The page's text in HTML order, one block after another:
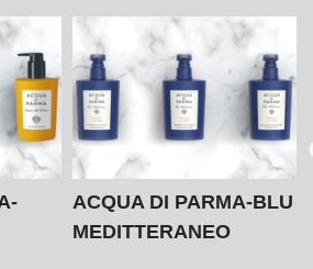
ACQUA DI PARMA-BLU
MEDITTERANEO